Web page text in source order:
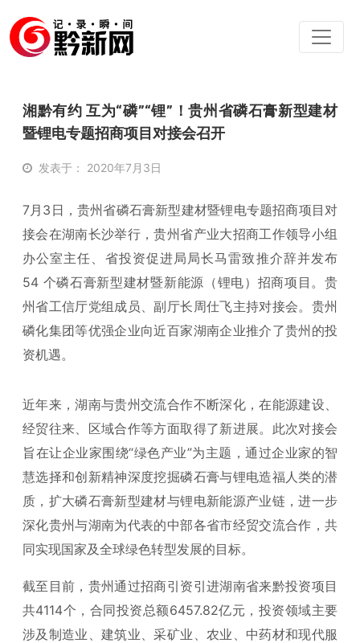
湘黔有约 互为“磷”“锂”！贵州省磷石膏新型建材
暨锂电专题招商项目对接会召开
发表于： 2020年7月3日
7月3日，贵州省磷石膏新型建材暨锂电专题招商项目对
接会在湖南长沙举行，贵州省产业大招商工作领导小组
办公室主任、省投资促进局局长马雷致推介辞并发布
54 个磷石膏新型建材暨新能源（锂电）招商项目。贵
州省工信厅党组成员、副厅长周仕飞主持对接会。贵州
磷化集团等优强企业向近百家湖南企业推介了贵州的投
资机遇。
近年来，湖南与贵州交流合作不断深化，在能源建设、
经贸往来、区域合作等方面取得了新进展。此次对接会
旨在让企业家围绕“绿色产业”为主题，通过企业家的智
慧选择和创新精神深度挖掘磷石膏与锂电造福人类的潜
质，扩大磷石膏新型建材与锂电新能源产业链，进一步
深化贵州与湖南为代表的中部各省市经贸交流合作，共
同实现国家及全球绿色转型发展的目标。
截至目前，贵州通过招商引资引进湖南省来黔投资项目
共4114个，合同投资总额6457.82亿元，投资领域主要
涉及制造业、建筑业、采矿业、农业、中药材和现代服